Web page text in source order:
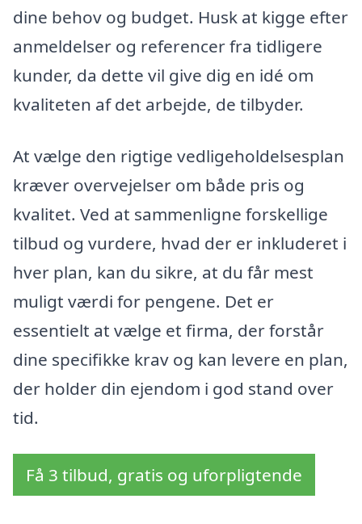
dine behov og budget. Husk at kigge efter
anmeldelser og referencer fra tidligere
kunder, da dette vil give dig en idé om
kvaliteten af det arbejde, de tilbyder.
At vælge den rigtige vedligeholdelsesplan
kræver overvejelser om både pris og
kvalitet. Ved at sammenligne forskellige
tilbud og vurdere, hvad der er inkluderet i
hver plan, kan du sikre, at du får mest
muligt værdi for pengene. Det er
essentielt at vælge et firma, der forstår
dine specifikke krav og kan levere en plan,
der holder din ejendom i god stand over
tid.
Få 3 tilbud, gratis og uforpligtende